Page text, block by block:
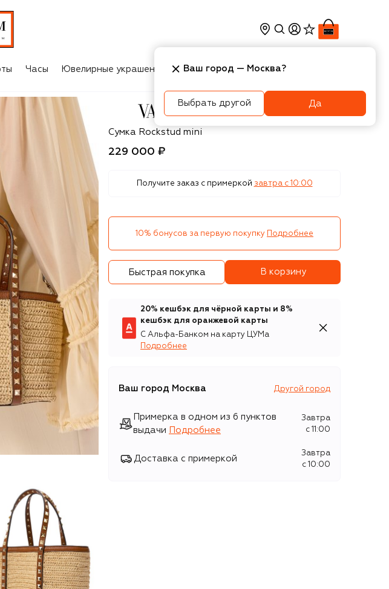
Часы Ювелирные украшения Косметика Интерьер
Valentino
Сумка Rockstud mini
229 000 ₽
Получите заказ с примеркой завтра c 10:00
10% бонусов за первую покупку Подробнее
Быстрая покупка В корзину
20% кешбэк для чёрной карты и 8%
кешбэк для оранжевой карты
С Альфа-Банком на карту ЦУМа
Подробнее
Ваш город Москва Другой город
Примерка в одном из 6 пунктов
выдачи
Подробнее
Завтра
c 11:00
Доставка с примеркой
Завтра
c 10:00
Ваш город — Москва?
Выбрать другой Да